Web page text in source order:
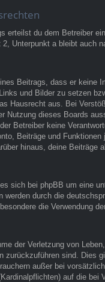
erteilst du dem Betreiber
Unterpunkt a bleibt auch
Beitrags, dass er keine
und Bilder zu setzen
Hausrecht aus. Bei
Nutzung dieses Boards
Betreiber keine
Beiträge und Funktionen
hinaus, deine Beiträge
sich bei phpBB um eine
werden durch die
die Verwendung
der Verletzung von
zurückzuführen sind. Dies
außer bei
auf die